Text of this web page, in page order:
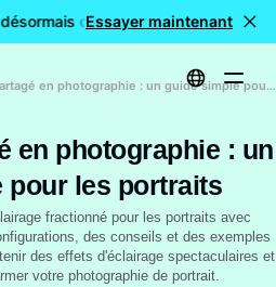
disponible 🎉
Essayer maintenant
Éclairage partagé en photographie : un guide simple pour les portraits
en photographie : un
pour les portraits
fractionné pour les portraits avec
des conseils et des exemples
des effets d'éclairage spectaculaires et
votre photographie de portrait.